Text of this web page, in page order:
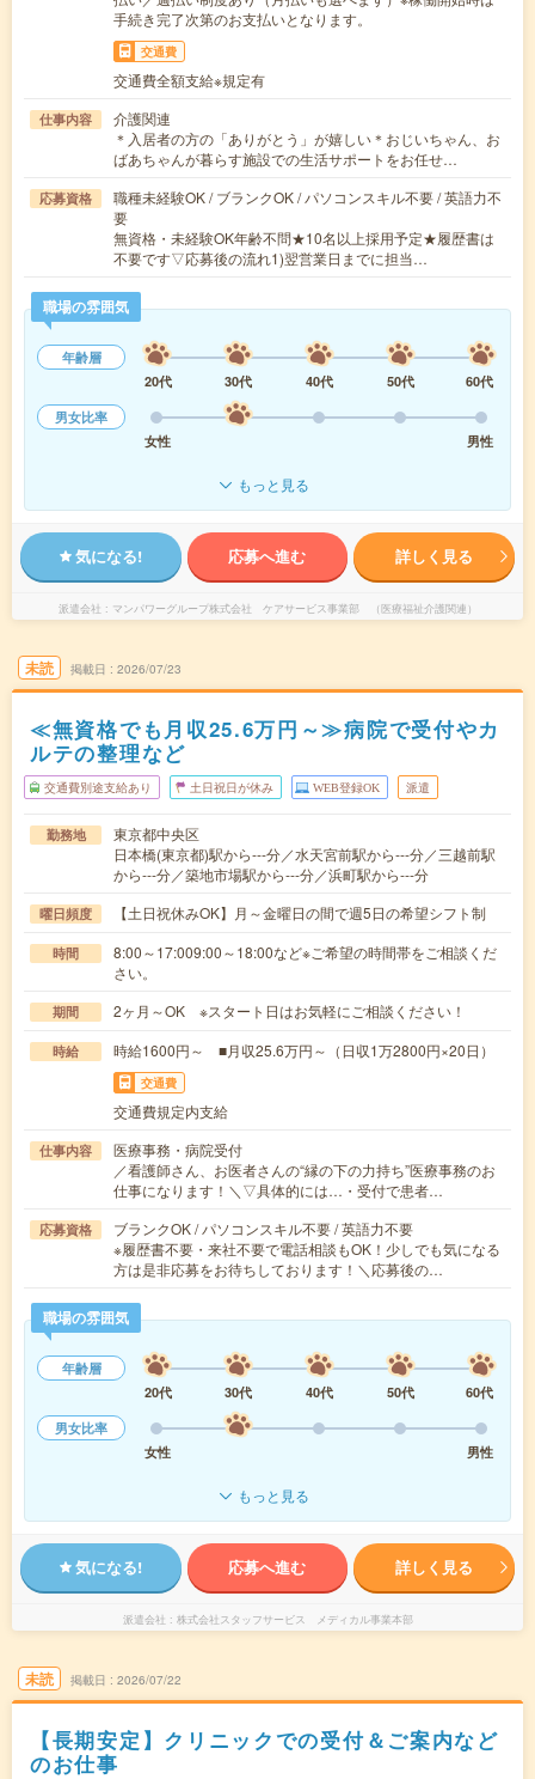
手続き完了次第のお支払いとなります。
交通費
交通費全額支給※規定有
仕事内容
介護関連
＊入居者の方の「ありがとう」が嬉しい＊おじいちゃん、お
ばあちゃんが暮らす施設での生活サポートをお任せ…
応募資格
職種未経験OK / ブランクOK / パソコンスキル不要 / 英語力不
要
無資格・未経験OK年齢不問★10名以上採用予定★履歴書は
不要です▽応募後の流れ1)翌営業日までに担当…
職場の雰囲気
年齢層
20代
30代 40代 50代
60代
男女比率
女性
男性
もっと見る
気になる! 応募へ進む 詳しく見る
派遣会社 マンパワーグループ株式会社 ケアサービス事業部 （医療福祉介護関連）
未読 掲載日 2026/07/23
≪無資格でも月収25.6万円～≫病院で受付やカ
ルテの整理など
交通費別途支給あり 土日祝日が休み WEB登録OK 派遣
勤務地
東京都中央区
日本橋(東京都)駅から---分／水天宮前駅から---分／三越前駅
から---分／築地市場駅から---分／浜町駅から---分
曜日頻度 【土日祝休みOK】月～金曜日の間で週5日の希望シフト制
時間
8:00～17:009:00～18:00など※ご希望の時間帯をご相談くだ
さい。
期間 2ヶ月～OK ※スタート日はお気軽にご相談ください！
時給 時給1600円～ ■月収25.6万円～（日収1万2800円×20日）
交通費
交通費規定内支給
仕事内容
医療事務・病院受付
／看護師さん、お医者さんの“縁の下の力持ち”医療事務のお
仕事になります！＼▽具体的には…・受付で患者…
応募資格
ブランクOK / パソコンスキル不要 / 英語力不要
※履歴書不要・来社不要で電話相談もOK！少しでも気になる
方は是非応募をお待ちしております！＼応募後の…
職場の雰囲気
年齢層
20代
30代 40代 50代
60代
男女比率
女性
男性
もっと見る
気になる! 応募へ進む 詳しく見る
派遣会社 株式会社スタッフサービス メディカル事業本部
未読 掲載日 2026/07/22
【長期安定】クリニックでの受付＆ご案内など
のお仕事